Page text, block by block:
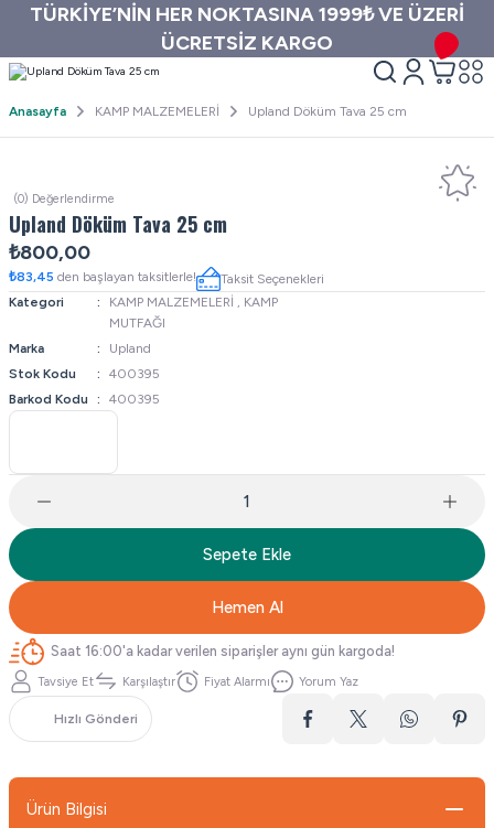
TÜRKİYE’NİN HER NOKTASINA 1999₺ VE ÜZERİ
ÜCRETSİZ KARGO
Anasayfa KAMP MALZEMELERİ Upland Döküm Tava 25 cm
(0) Değerlendirme
Upland Döküm Tava 25 cm
₺800,00
₺83,45 den başlayan taksitlerle!
Taksit Seçenekleri
Kategori
KAMP MALZEMELERİ , KAMP
MUTFAĞI
Marka
Upland
Stok Kodu
400395
Barkod Kodu
400395
Sepete Ekle
Hemen Al
Saat 16:00'a kadar verilen siparişler aynı gün kargoda!
Tavsiye Et Karşılaştır Fiyat Alarmı Yorum Yaz
Hızlı Gönderi
Ürün Bilgisi